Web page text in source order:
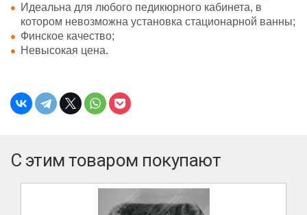
Идеальна для любого педикюрного кабинета, в
котором невозможна установка стационарной ванны;
Финское качество;
Невысокая цена.
С этим товаром покупают